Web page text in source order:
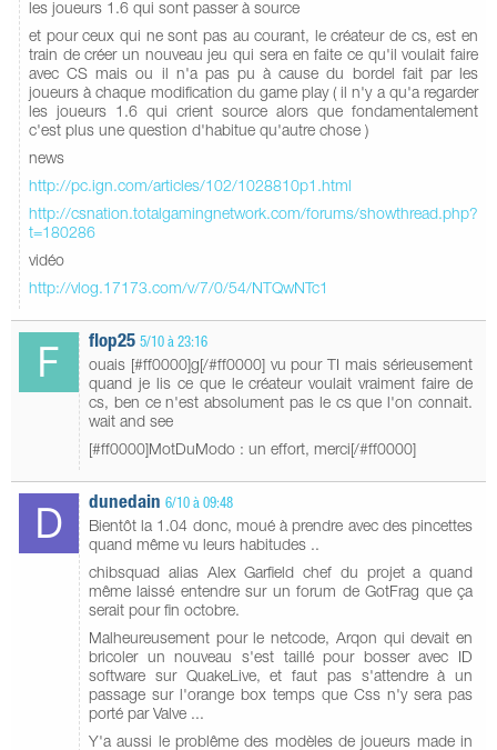
les joueurs 1.6 qui sont passer à source
et pour ceux qui ne sont pas au courant, le créateur de cs, est en
train de créer un nouveau jeu qui sera en faite ce qu'il voulait faire
avec CS mais ou il n'a pas pu à cause du bordel fait par les
joueurs à chaque modification du game play ( il n'y a qu'a regarder
les joueurs 1.6 qui crient source alors que fondamentalement
c'est plus une question d'habitue qu'autre chose )
news
http://pc.ign.com/articles/102/1028810p1.html
http://csnation.totalgamingnetwork.com/forums/showthread.php?
t=180286
vidéo
http://vlog.17173.com/v/7/0/54/NTQwNTc1
flop25 5/10 à 23:16
ouais [#ff0000]g[/#ff0000] vu pour TI mais sérieusement
quand je lis ce que le créateur voulait vraiment faire de
cs, ben ce n'est absolument pas le cs que l'on connait.
wait and see
[#ff0000]MotDuModo : un effort, merci[/#ff0000]
dunedain 6/10 à 09:48
Bientôt la 1.04 donc, moué à prendre avec des pincettes
quand même vu leurs habitudes ..
chibsquad alias Alex Garfield chef du projet a quand
même laissé entendre sur un forum de GotFrag que ça
serait pour fin octobre.
Malheureusement pour le netcode, Arqon qui devait en
bricoler un nouveau s'est taillé pour bosser avec ID
software sur QuakeLive, et faut pas s'attendre à un
passage sur l'orange box temps que Css n'y sera pas
porté par Valve ...
Y'a aussi le problême des modèles de joueurs made in